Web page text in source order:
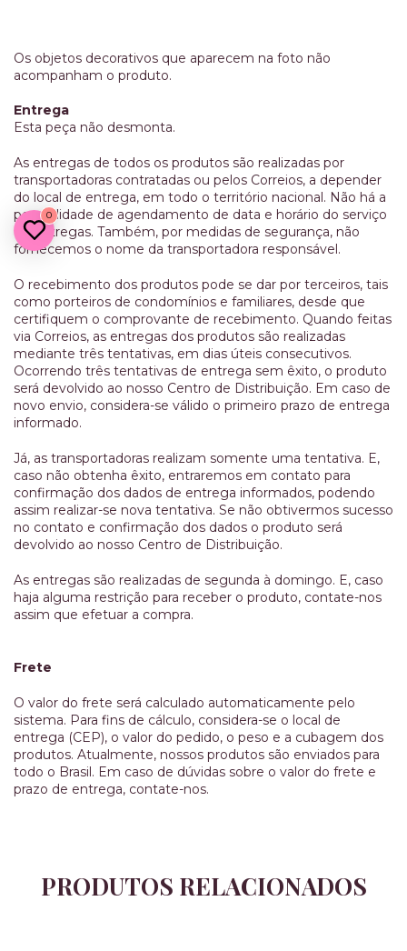
Os objetos decorativos que aparecem na foto não
acompanham o produto.
Entrega
Esta peça não desmonta.
As entregas de todos os produtos são realizadas por
transportadoras contratadas ou pelos Correios, a depender
do local de entrega, em todo o território nacional. Não há a
possibilidade de agendamento de data e horário do serviço
de entregas. Também, por medidas de segurança, não
fornecemos o nome da transportadora responsável.
O recebimento dos produtos pode se dar por terceiros, tais
como porteiros de condomínios e familiares, desde que
certifiquem o comprovante de recebimento. Quando feitas
via Correios, as entregas dos produtos são realizadas
mediante três tentativas, em dias úteis consecutivos.
Ocorrendo três tentativas de entrega sem êxito, o produto
será devolvido ao nosso Centro de Distribuição. Em caso de
novo envio, considera-se válido o primeiro prazo de entrega
informado.
Já, as transportadoras realizam somente uma tentativa. E,
caso não obtenha êxito, entraremos em contato para
confirmação dos dados de entrega informados, podendo
assim realizar-se nova tentativa. Se não obtivermos sucesso
no contato e confirmação dos dados o produto será
devolvido ao nosso Centro de Distribuição.
As entregas são realizadas de segunda à domingo. E, caso
haja alguma restrição para receber o produto, contate-nos
assim que efetuar a compra.
Frete
O valor do frete será calculado automaticamente pelo
sistema. Para fins de cálculo, considera-se o local de
entrega (CEP), o valor do pedido, o peso e a cubagem dos
produtos. Atualmente, nossos produtos são enviados para
todo o Brasil. Em caso de dúvidas sobre o valor do frete e
prazo de entrega, contate-nos.
PRODUTOS RELACIONADOS
0